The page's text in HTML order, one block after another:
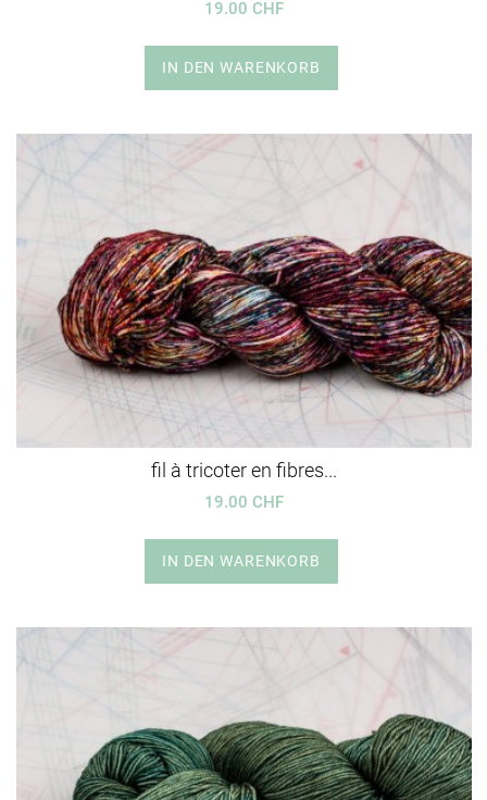
19.00 CHF
IN DEN WARENKORB
fil à tricoter en fibres...
19.00 CHF
IN DEN WARENKORB